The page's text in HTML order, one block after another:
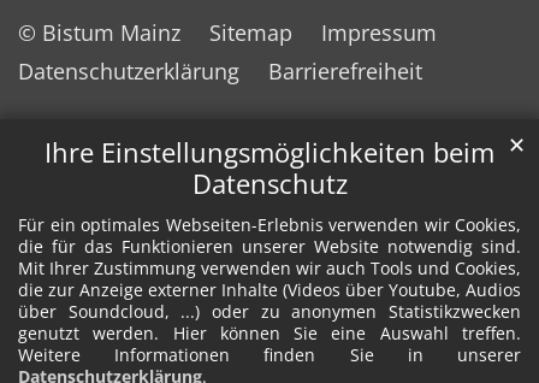
Ihre Einstellungsmöglichkeiten beim
Datenschutz
Für ein optimales Webseiten-Erlebnis verwenden wir Cookies,
die für das Funktionieren unserer Website notwendig sind.
Mit Ihrer Zustimmung verwenden wir auch Tools und Cookies,
die zur Anzeige externer Inhalte (Videos über Youtube, Audios
über Soundcloud, ...) oder zu anonymen Statistikzwecken
genutzt werden. Hier können Sie eine Auswahl treffen.
Weitere Informationen finden Sie in unserer
Datenschutzerklärung.
✕
© Bistum Mainz Sitemap
Impressum
Datenschutzerklärung
Barrierefreiheit